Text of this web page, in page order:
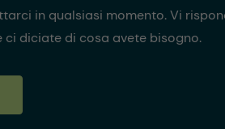
in qualsiasi momento. Vi
ci diciate di cosa avete bisogno.